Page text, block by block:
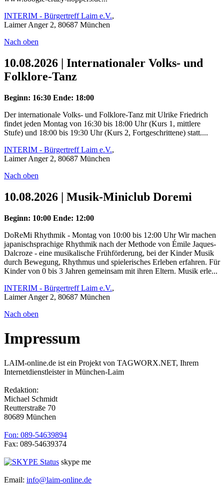
INTERIM - Bürgertreff Laim e.V.,
Laimer Anger 2, 80687 München
Nach oben
10.08.2026 | Internationaler Volks- und
Folklore-Tanz
Beginn: 16:30 Ende: 18:00
Der internationale Volks- und Folklore-Tanz mit Ulrike Friedrich
findet jeden Montag von 16:30 bis 18:00 Uhr (Kurs 1, mittlere
Stufe) und 18:00 bis 19:30 Uhr (Kurs 2, Fortgeschrittene) statt....
INTERIM - Bürgertreff Laim e.V.,
Laimer Anger 2, 80687 München
Nach oben
10.08.2026 | Musik-Miniclub Doremi
Beginn: 10:00 Ende: 12:00
DoReMi Rhythmik - Montag von 10:00 bis 12:00 Uhr Wir machen
japanischsprachige Rhythmik nach der Methode von Émile Jaques-
Dalcroze - eine musikalische Frühförderung, bei der Kinder Musik
durch Bewegung, Rhythmus und spielerisches Erleben erfahren. Für
Kinder von 0 bis 3 Jahren gemeinsam mit ihren Eltern. Musik erle...
INTERIM - Bürgertreff Laim e.V.,
Laimer Anger 2, 80687 München
Nach oben
Impressum
LAIM-online.de ist ein Projekt von TAGWORX.NET, Ihrem
Internetdienstleister in München-Laim
Redaktion:
Michael Schmidt
Reutterstraße 70
80689 München
Fon: 089-54639894
Fax: 089-54639374
skype me
Email: info@laim-online.de